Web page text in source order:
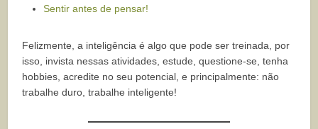
Sentir antes de pensar!
Felizmente, a inteligência é algo que pode ser treinada, por
isso, invista nessas atividades, estude, questione-se, tenha
hobbies, acredite no seu potencial, e principalmente: não
trabalhe duro, trabalhe inteligente!